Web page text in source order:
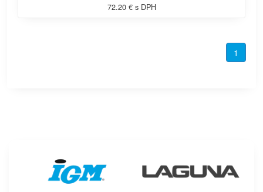
72.20 € s DPH
1